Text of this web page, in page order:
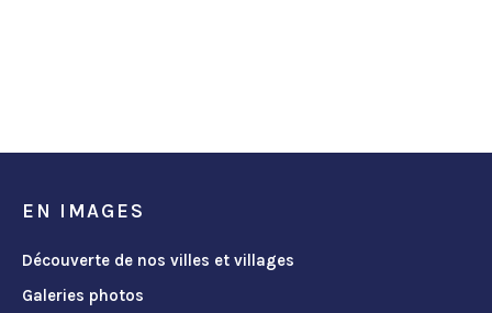
EN IMAGES
Découverte de nos villes et villages
Galeries photos